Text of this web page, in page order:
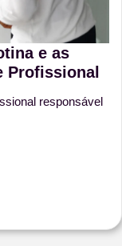
e as
Profissional
responsável